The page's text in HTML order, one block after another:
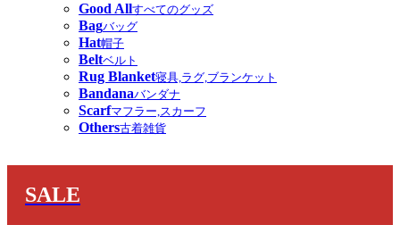
Good Allすべてのグッズ
Bagバッグ
Hat帽子
Beltベルト
Rug Blanket寝具,ラグ,ブランケット
Bandanaバンダナ
Scarfマフラー,スカーフ
Others古着雑貨
SALE